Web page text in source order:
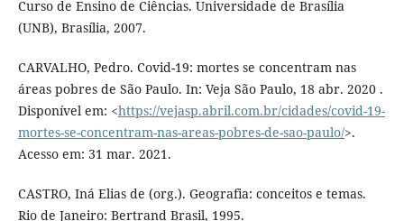
Curso de Ensino de Ciências. Universidade de Brasília
(UNB), Brasília, 2007.
CARVALHO, Pedro. Covid-19: mortes se concentram nas
áreas pobres de São Paulo. In: Veja São Paulo, 18 abr. 2020 .
Disponível em: <https://vejasp.abril.com.br/cidades/covid-19-
mortes-se-concentram-nas-areas-pobres-de-sao-paulo/>.
Acesso em: 31 mar. 2021.
CASTRO, Iná Elias de (org.). Geografia: conceitos e temas.
Rio de Janeiro: Bertrand Brasil, 1995.